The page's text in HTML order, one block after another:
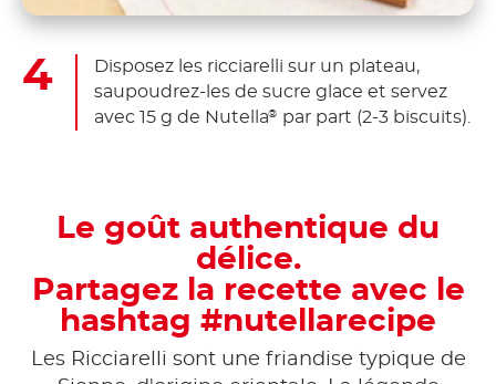
Disposez les ricciarelli sur un plateau,
saupoudrez-les de sucre glace et servez
avec 15 g de Nutella® par part (2-3 biscuits).
Le goût authentique du
délice.
Partagez la recette avec le
hashtag #nutellarecipe
Les Ricciarelli sont une friandise typique de